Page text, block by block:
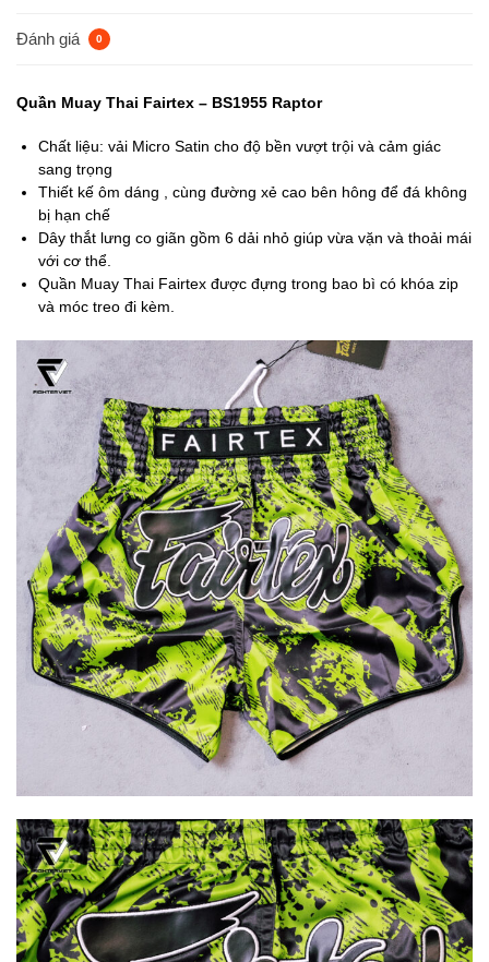
Đánh giá 0
Quần Muay Thai Fairtex – BS1955 Raptor
Chất liệu: vải Micro Satin cho độ bền vượt trội và cảm giác
sang trọng
Thiết kế ôm dáng , cùng đường xẻ cao bên hông để đá không
bị hạn chế
Dây thắt lưng co giãn gồm 6 dải nhỏ giúp vừa vặn và thoải mái
với cơ thể.
Quần Muay Thai Fairtex được đựng trong bao bì có khóa zip
và móc treo đi kèm.